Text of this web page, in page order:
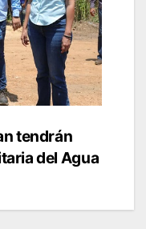
tendrán
del Agua